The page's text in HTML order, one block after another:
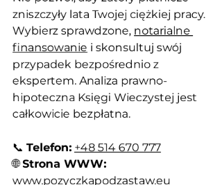
zniszczyły lata Twojej ciężkiej pracy.
Wybierz sprawdzone, notarialne
finansowanie i skonsultuj swój
przypadek bezpośrednio z
ekspertem. Analiza prawno-
hipoteczna Księgi Wieczystej jest
całkowicie bezpłatna.
📞 Telefon: +48 514 670 777
🌐 Strona WWW:
www.pozyczkapodzastaw.eu